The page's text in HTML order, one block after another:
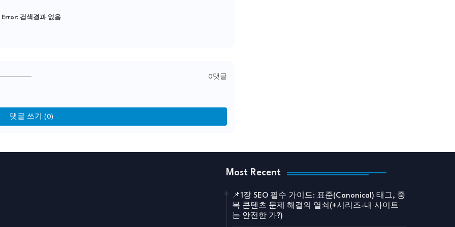
Error: 검색결과 없음
0댓글
댓글 쓰기 (0)
Most Recent
📌1장 SEO 필수 가이드: 표준(Canonical) 태그, 중
복 콘텐츠 문제 해결의 열쇠(+시리즈-내 사이트
는 안전한 가?)